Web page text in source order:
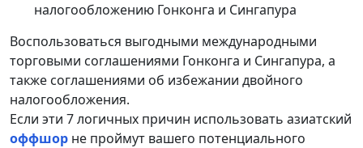
налогообложению Гонконга и Сингапура
Воспользоваться выгодными международными
торговыми соглашениями Гонконга и Сингапура, а
также соглашениями об избежании двойного
налогообложения.
Если эти 7 логичных причин использовать азиатский
оффшор не проймут вашего потенциального